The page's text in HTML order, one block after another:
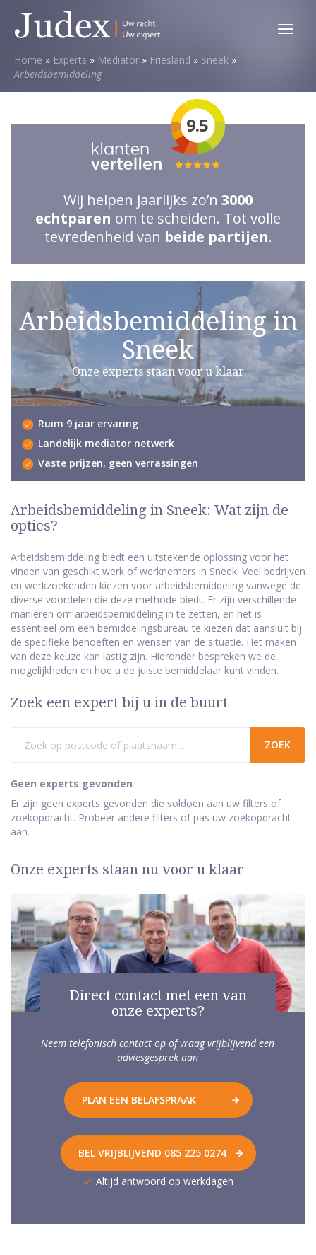
Toggle
Home » Experts » Mediator » Friesland » Sneek »
Arbeidsbemiddeling
9.5
Totale
waardering:
5
van
Wij helpen jaarlijks zo’n 3000
echtparen om te scheiden. Tot volle
tevredenheid van beide partijen.
Arbeidsbemiddeling in
Sneek
Onze experts staan voor u klaar
Ruim 9 jaar ervaring
Landelijk mediator netwerk
Vaste prijzen, geen verrassingen
Arbeidsbemiddeling in Sneek: Wat zijn de
opties?
Arbeidsbemiddeling biedt een uitstekende oplossing voor het
vinden van geschikt werk of werknemers in Sneek. Veel bedrijven
en werkzoekenden kiezen voor arbeidsbemiddeling vanwege de
diverse voordelen die deze methode biedt. Er zijn verschillende
manieren om arbeidsbemiddeling in te zetten, en het is
essentieel om een bemiddelingsbureau te kiezen dat aansluit bij
de specifieke behoeften en wensen van de situatie. Het maken
van deze keuze kan lastig zijn. Hieronder bespreken we de
mogelijkheden en hoe u de juiste bemiddelaar kunt vinden.
Zoek een expert bij u in de buurt
Geen experts gevonden
Er zijn geen experts gevonden die voldoen aan uw filters of
zoekopdracht. Probeer andere filters of pas uw zoekopdracht
aan.
Onze experts staan nu voor u klaar
Direct contact met een van
onze experts?
Neem telefonisch contact op of vraag vrijblijvend een
adviesgesprek aan
PLAN EEN BELAFSPRAAK
BEL VRIJBLIJVEND 085 225 0274
Altijd antwoord op werkdagen